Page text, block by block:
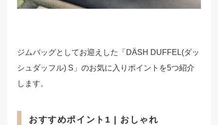
ジムバッグとしてお迎えした「DÄSH DUFFEL(ダッ
シュダッフル) S」のお気に入りポイントを5つ紹介
します。
おすすめポイント1 | おしゃれ